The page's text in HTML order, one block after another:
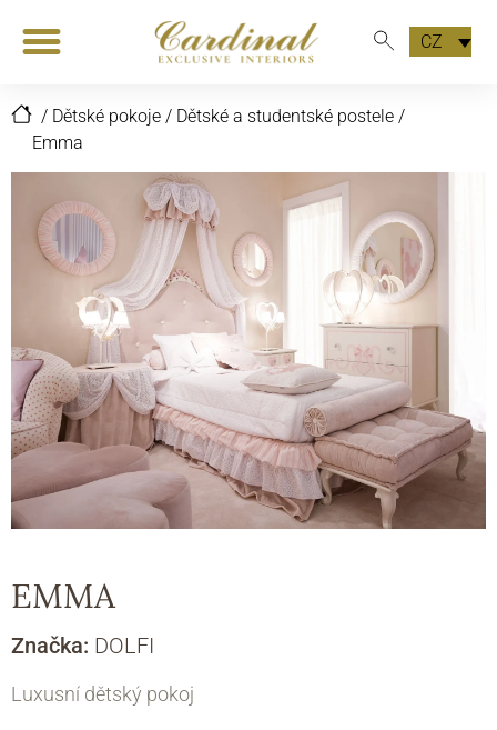
CZ
/ Dětské pokoje / Dětské a studentské postele /
Emma
EMMA
Značka: DOLFI
Luxusní dětský pokoj